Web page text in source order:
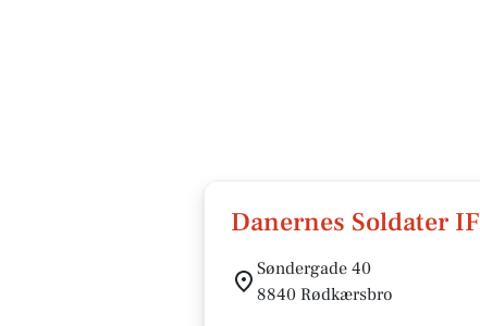
Danernes Soldater IF
Søndergade 40
8840 Rødkærsbro